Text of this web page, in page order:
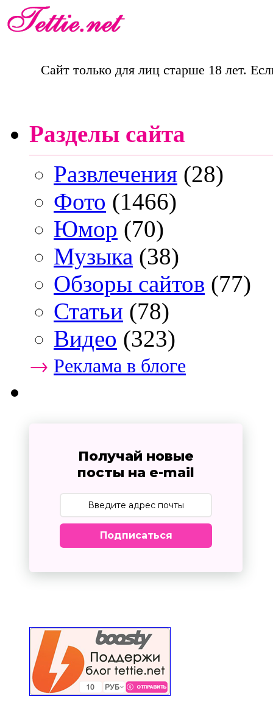
Сайт только для лиц старше 18 лет.
Разделы сайта
Развлечения (28)
Фото (1466)
Юмор (70)
Музыка (38)
Обзоры сайтов (77)
Статьи (78)
Видео (323)
→ Реклама в блоге
Получай новые
посты на e-mail
Подписаться